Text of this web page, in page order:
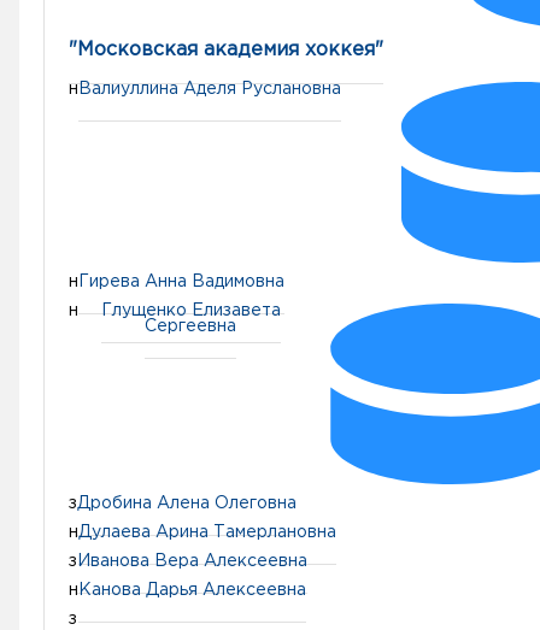
"Московская академия хоккея"
нВалиуллина Аделя Руслановна
н Гирева Анна Вадимовна
н
Глущенко Елизавета
Сергеевна
зДробина Алена Олеговна
нДулаева Арина Тамерлановна
зИванова Вера Алексеевна
нКанова Дарья Алексеевна
з